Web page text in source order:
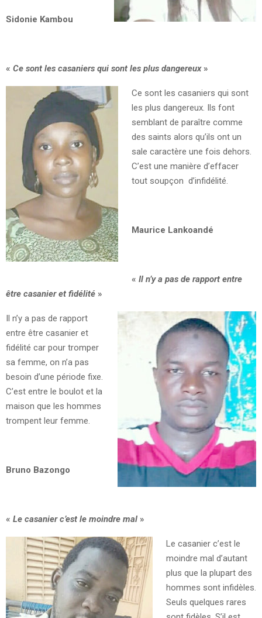
Sidonie Kambou
« Ce sont les casaniers qui sont les plus dangereux »
Ce sont les casaniers qui sont
les plus dangereux. Ils font
semblant de paraître comme
des saints alors qu’ils ont un
sale caractère une fois dehors.
C’est une manière d’effacer
tout soupçon d’infidélité.
Maurice Lankoandé
« Il n’y a pas de rapport entre
être casanier et fidélité »
Il n’y a pas de rapport
entre être casanier et
fidélité car pour tromper
sa femme, on n’a pas
besoin d’une période fixe.
C’est entre le boulot et la
maison que les hommes
trompent leur femme.
Bruno Bazongo
« Le casanier c’est le moindre mal »
Le casanier c’est le
moindre mal d’autant
plus que la plupart des
hommes sont infidèles.
Seuls quelques rares